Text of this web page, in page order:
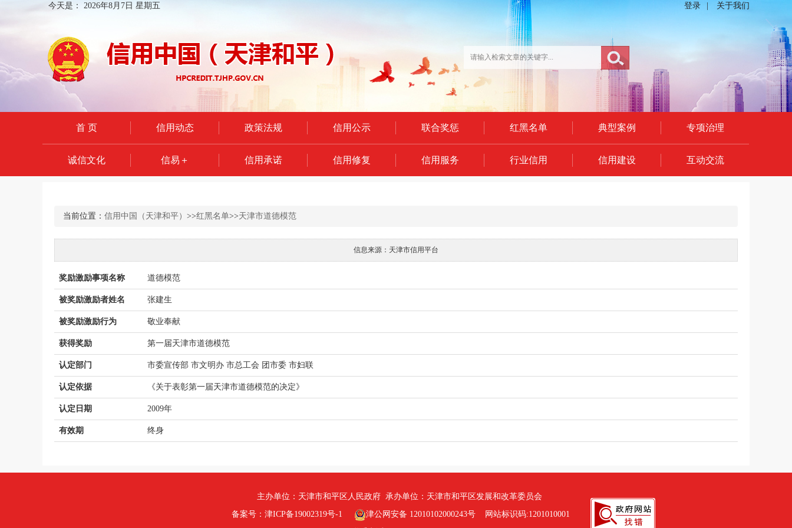
今天是： 2026年8月7日 星期五 登录 关于我们
首 页 信用动态 政策法规 信用公示 联合奖惩 红黑名单 典型案例 专项治理
诚信文化 信易＋ 信用承诺 信用修复 信用服务 行业信用 信用建设 互动交流
当前位置： 信用中国（天津和平） >>红黑名单>>天津市道德模范
信息来源：天津市信用平台
奖励激励事项名称 道德模范
被奖励激励者姓名 张建生
被奖励激励行为 敬业奉献
获得奖励 第一届天津市道德模范
认定部门 市委宣传部 市文明办 市总工会 团市委 市妇联
认定依据 《关于表彰第一届天津市道德模范的决定》
认定日期 2009年
有效期 终身
主办单位：天津市和平区人民政府 承办单位：天津市和平区发展和改革委员会
备案号：津ICP备19002319号-1
津公网安备 12010102000243号 网站标识码:1201010001